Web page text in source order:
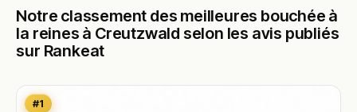
Notre classement des meilleures bouchée à
la reines à Creutzwald selon les avis publiés
sur Rankeat
#1